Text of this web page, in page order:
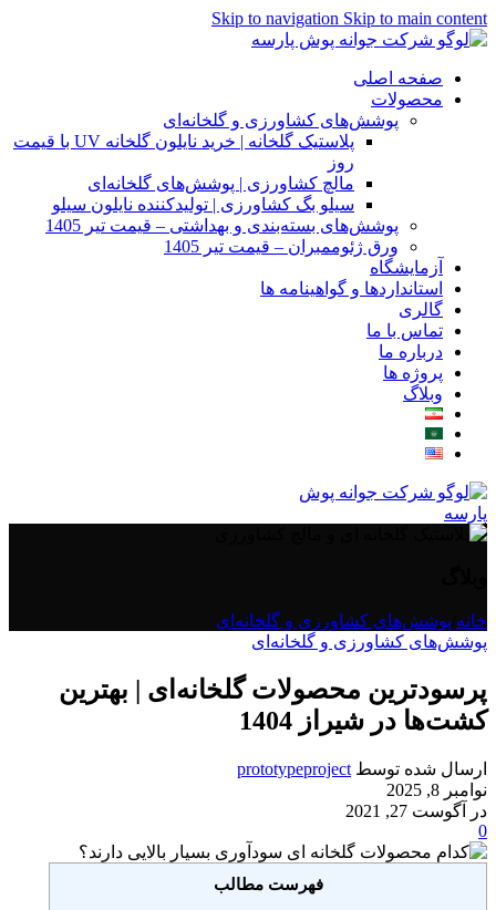
Skip to navigation Skip to main content
صفحه اصلی
محصولات
پوشش‌های کشاورزی و گلخانه‌ای
پلاستیک گلخانه | خرید نایلون گلخانه UV با قیمت
روز
مالچ کشاورزی | پوشش‌های گلخانه‌ای
سیلو بگ کشاورزی | تولیدکننده نایلون سیلو
پوشش‌های بسته‌بندی و بهداشتی – قیمت تیر 1405
ورق ژئوممبران – قیمت تیر 1405
آزمایشگاه
استانداردها و گواهینامه ها
گالری
تماس با ما
درباره ما
پروژه ها
وبلاگ
خانه پوشش‌های کشاورزی و گلخانه‌ای
پوشش‌های کشاورزی و گلخانه‌ای
پرسودترین محصولات گلخانه‌ای | بهترین
کشت‌ها در شیراز 1404
ارسال شده توسط prototypeproject
نوامبر 8, 2025
در آگوست 27, 2021
0
فهرست مطالب